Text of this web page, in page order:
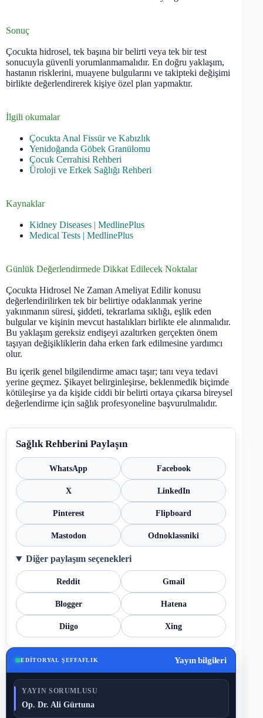
Sonuç
Çocukta hidrosel, tek başına bir belirti veya tek bir test
sonucuyla güvenli yorumlanmamalıdır. En doğru yaklaşım,
hastanın risklerini, muayene bulgularını ve takipteki değişimi
birlikte değerlendirerek kişiye özel plan yapmaktır.
İlgili okumalar
Çocukta Anal Fissür ve Kabızlık
Yenidoğanda Göbek Granülomu
Çocuk Cerrahisi Rehberi
Üroloji ve Erkek Sağlığı Rehberi
Kaynaklar
Kidney Diseases | MedlinePlus
Medical Tests | MedlinePlus
Günlük Değerlendirmede Dikkat Edilecek Noktalar
Çocukta Hidrosel Ne Zaman Ameliyat Edilir konusu
değerlendirilirken tek bir belirtiye odaklanmak yerine
yakınmanın süresi, şiddeti, tekrarlama sıklığı, eşlik eden
bulgular ve kişinin mevcut hastalıkları birlikte ele alınmalıdır.
Bu yaklaşım gereksiz endişeyi azaltırken gerçekten önem
taşıyan değişikliklerin daha erken fark edilmesine yardımcı
olur.
Bu içerik genel bilgilendirme amacı taşır; tanı veya tedavi
yerine geçmez. Şikayet belirginleşirse, beklenmedik biçimde
kötüleşirse ya da kişide ciddi bir belirti ortaya çıkarsa bireysel
değerlendirme için sağlık profesyoneline başvurulmalıdır.
Sağlık Rehberini Paylaşın
WhatsApp Facebook
X LinkedIn
Pinterest Flipboard
Mastodon Odnoklassniki
Diğer paylaşım seçenekleri
Reddit Gmail
Blogger Hatena
Diigo Xing
EDITORYAL ŞEFFAFLIK Yayın bilgileri
YAYIN SORUMLUSU
Op. Dr. Ali Gürtuna